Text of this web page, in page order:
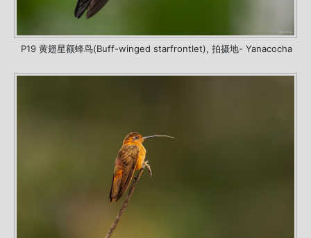
P19 黄翅星额蜂鸟(Buff-winged starfrontlet), 拍摄地- Yanacocha